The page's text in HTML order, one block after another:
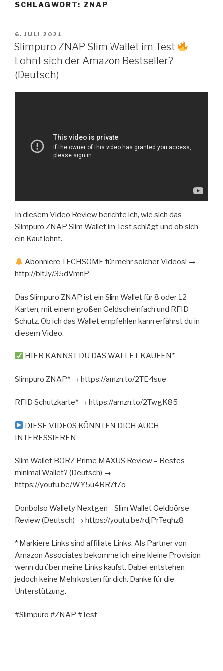
SCHLAGWORT: ZNAP
VERÖFFENTLICHT
AM
6. JULI 2021
Slimpuro ZNAP Slim Wallet im Test
Lohnt sich der Amazon Bestseller?
(Deutsch)
In diesem Video Review berichte ich, wie sich das
Slimpuro ZNAP Slim Wallet im Test schlägt und ob sich
ein Kauf lohnt.
Abonniere TECHSOME für mehr solcher Videos! →
http://bit.ly/35dVmnP
Das Slimpuro ZNAP ist ein Slim Wallet für 8 oder 12
Karten, mit einem großen Geldscheinfach und RFID
Schutz. Ob ich das Wallet empfehlen kann erfährst du in
diesem Video.
HIER KANNST DU DAS WALLET KAUFEN*
Slimpuro ZNAP* → https://amzn.to/2TE4sue
RFID Schutzkarte* → https://amzn.to/2TwgK85
DIESE VIDEOS KÖNNTEN DICH AUCH
INTERESSIEREN
Slim Wallet BORZ Prime MAXUS Review – Bestes
minimal Wallet? (Deutsch) →
https://youtu.be/WY5u4RR7f7o
Donbolso Wallety Nextgen – Slim Wallet Geldbörse
Review (Deutsch) → https://youtu.be/rdjPrTeqhz8
* Markiere Links sind affiliate Links. Als Partner von
Amazon Associates bekomme ich eine kleine Provision
wenn du über meine Links kaufst. Dabei entstehen
jedoch keine Mehrkosten für dich. Danke für die
Unterstützung.
#Slimpuro #ZNAP #Test